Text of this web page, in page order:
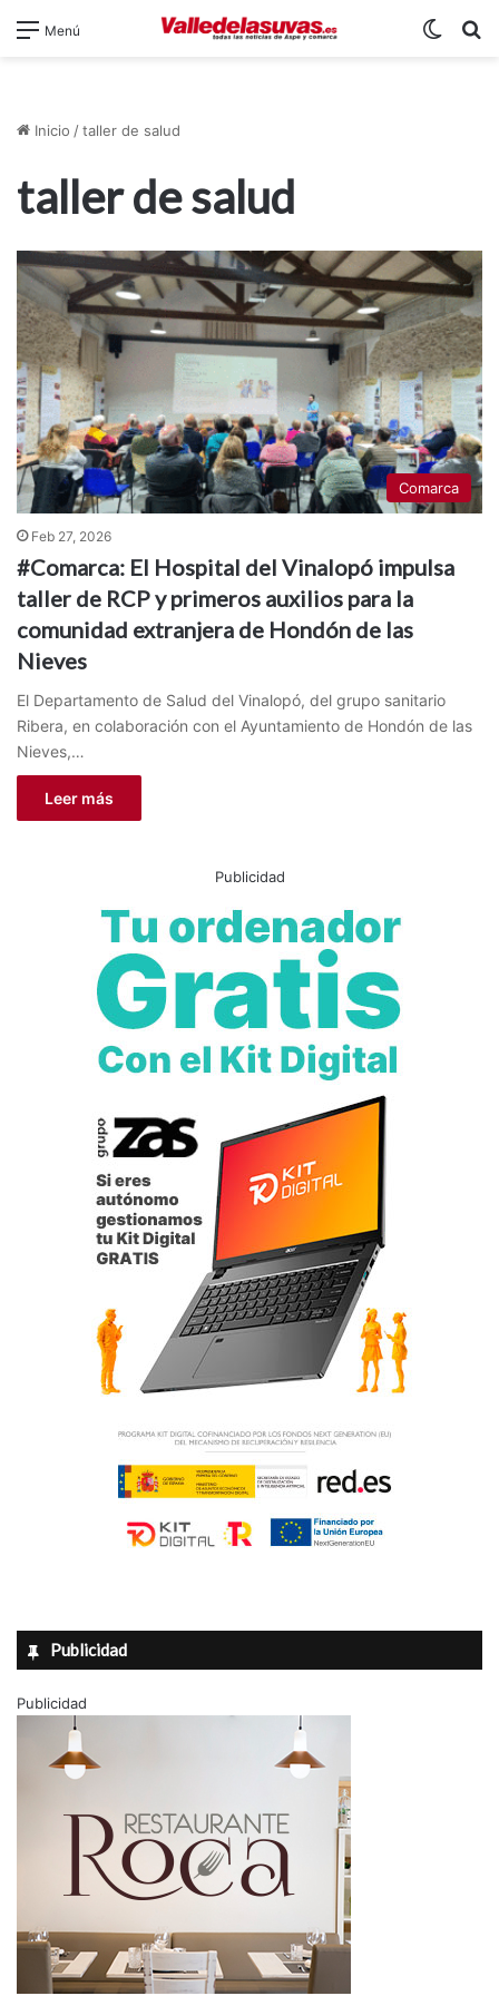
Menú
Inicio /taller de salud
taller de salud
Comarca
Feb 27, 2026
#Comarca: El Hospital del Vinalopó impulsa
taller de RCP y primeros auxilios para la
comunidad extranjera de Hondón de las
Nieves
El Departamento de Salud del Vinalopó, del grupo sanitario
Ribera, en colaboración con el Ayuntamiento de Hondón de las
Nieves,…
Leer más
Publicidad
Publicidad
Publicidad